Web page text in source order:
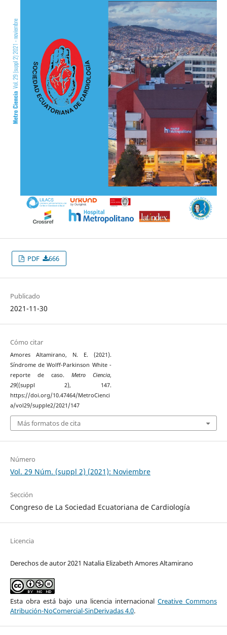
PDF 666
Publicado
2021-11-30
Cómo citar
Amores Altamirano, N. E. (2021).
Síndrome de Wolff-Parkinson White -
reporte de caso. Metro Ciencia,
29((suppl 2), 147.
https://doi.org/10.47464/MetroCienci
a/vol29/supple2/2021/147
Más formatos de cita
Número
Vol. 29 Núm. (suppl 2) (2021): Noviembre
Sección
Congreso de La Sociedad Ecuatoriana de Cardiología
Licencia
Derechos de autor 2021 Natalia Elizabeth Amores Altamirano
Esta obra está bajo una licencia internacional Creative Commons
Atribución-NoComercial-SinDerivadas 4.0.